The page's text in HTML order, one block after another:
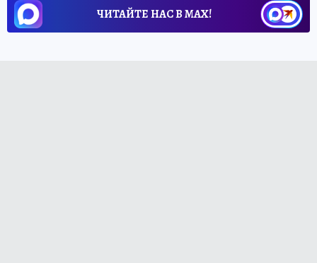
ЧИТАЙТЕ НАС В МАХ!